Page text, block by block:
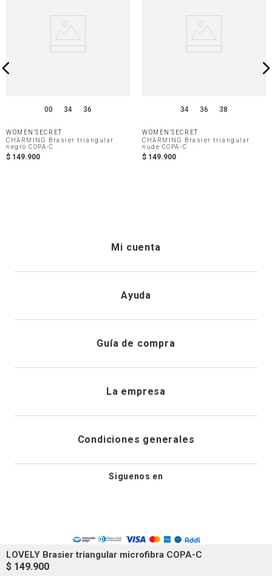
LOVELY Brasier triangular microfibra COPA-C
$ 149.900
00 34 36
WOMEN'SECRET
CHARMING Brasier triangular
negro COPA-C
$ 149.900
34 36 38
WOMEN'SECRET
CHARMING Brasier triangular
nude COPA-C
$ 149.900
Mi cuenta
Registrarme
Historial de pedidos
Ayuda
Envíanos un email
Cambios, devoluciones y desistimiento
Guía de compra
Cuidado de prendas
La empresa
Tiendas
Condiciones generales
Aviso legal
Política de privacidad
Siguenos en